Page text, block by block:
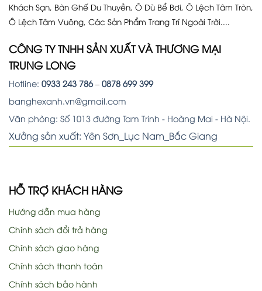
Khách Sạn, Bàn Ghế Du Thuyền, Ô Dù Bể Bơi, Ô Lệch Tâm Tròn,
Ô Lệch Tâm Vuông, Các Sản Phẩm Trang Trí Ngoài Trời....
CÔNG TY TNHH SẢN XUẤT VÀ THƯƠNG MẠI
TRUNG LONG
Hotline: 0933 243 786– 0878 699 399
banghexanh.vn@gmail.com
Văn phòng: Số 1013 đường Tam Trinh - Hoàng Mai - Hà Nội.
Xưởng sản xuất: Yên Sơn_Lục Nam_Bắc Giang
HỖ TRỢ KHÁCH HÀNG
Hướng dẫn mua hàng
Chính sách đổi trả hàng
Chính sách giao hàng
Chính sách thanh toán
Chính sách bảo hành